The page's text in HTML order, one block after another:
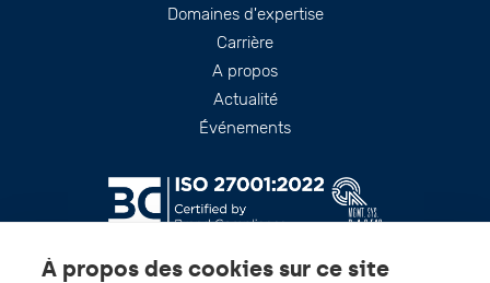
À propos des cookies sur ce site
Domaines d'expertise
Carrière
A propos
Actualité
Événements